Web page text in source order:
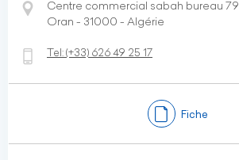
Centre commercial sabah bureau 79
Oran - 31000 - Algérie
Tel:(+33) 626 49 25 17
Fiche